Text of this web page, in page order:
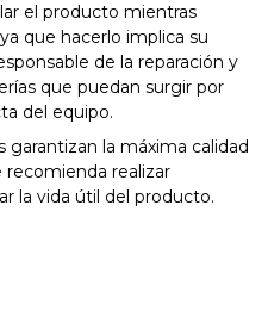
el producto mientras
que hacerlo implica su
de la reparación y
que puedan surgir por
del equipo.
garantizan la máxima calidad
realizar
la vida útil del producto.